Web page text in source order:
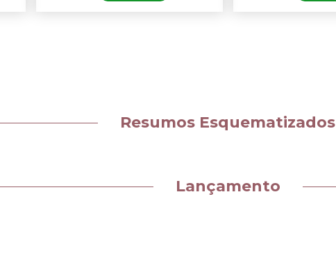
Resumos Esquematizados
Lançamento